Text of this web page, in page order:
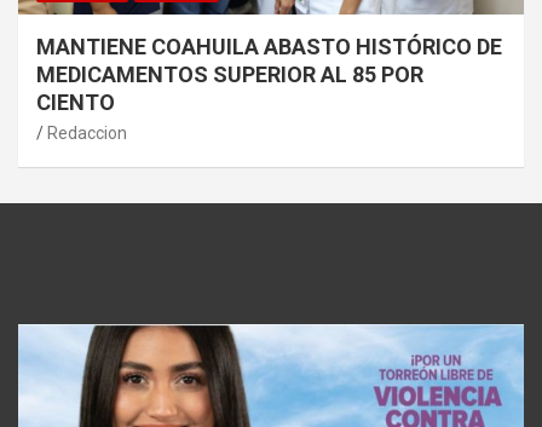
MANTIENE COAHUILA ABASTO HISTÓRICO DE
MEDICAMENTOS SUPERIOR AL 85 POR
CIENTO
Redaccion